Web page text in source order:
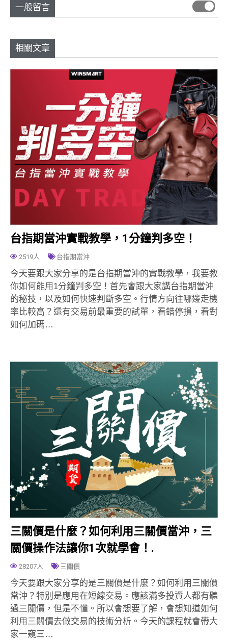
一般留言
相關文章
台指期當沖實戰教學，1分鐘判多空！
2519人 台指期當沖
今天要跟大家分享的是台指期當沖的實戰教學，我要教
你如何能用1分鐘判多空！首先會跟大家講台指期當沖
的秘技，以及如何快速判斷多空。行情方向往哪邊走機
率比較高？還有交易前最重要的試單，看錯停損，看對
如何加碼…
三關價是什麼？如何利用三關價當沖，三
關價操作法讓你1次就學會！.
28207人 三關價
今天要跟大家分享的是三關價是什麼？如何利用三關價
當沖？特別是應用在短線交易。應該滿多投資人都有聽
過三關價，但是不懂。所以會想要了解，會想知道如何
利用三關價去做交易的技術分析。今天的課程就會帶大
家一窺三…